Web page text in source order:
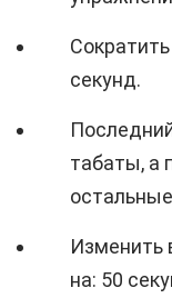
секунд.
табаты, а
Изменить
на: 50